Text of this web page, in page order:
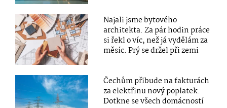
Najali jsme bytového
architekta. Za pár hodin práce
si řekl o víc, než já vydělám za
měsíc. Prý se držel při zemi
Čechům přibude na fakturách
za elektřinu nový poplatek.
Dotkne se všech domácností